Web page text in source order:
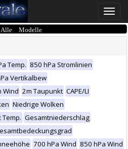
Toggle
Modelle
Temp. 850 hPa Stromlinien
Vertikalbew
Wind 2m Taupunkt CAPE/LI
Niedrige Wolken
Gesamtniederschlag
700 hPa Wind 850 hPa Wind